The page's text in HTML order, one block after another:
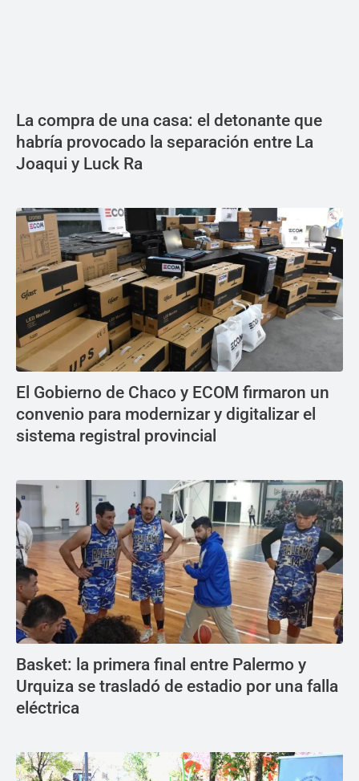
La compra de una casa: el detonante que
habría provocado la separación entre La
Joaqui y Luck Ra
El Gobierno de Chaco y ECOM firmaron un
convenio para modernizar y digitalizar el
sistema registral provincial
Basket: la primera final entre Palermo y
Urquiza se trasladó de estadio por una falla
eléctrica